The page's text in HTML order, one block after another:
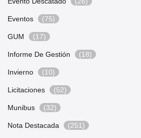
Eventos (75)
GUM (17)
Informe De Gestión (18)
Invierno (10)
Licitaciones (52)
Munibus (32)
Nota Destacada (251)